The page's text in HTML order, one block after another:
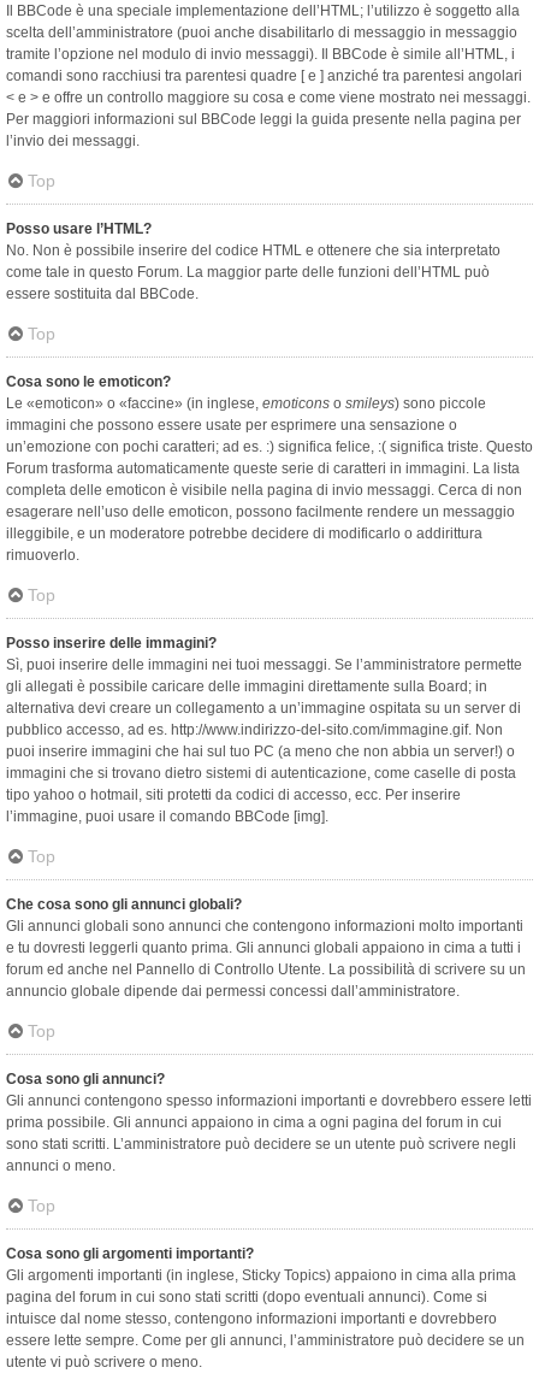
Il BBCode è una speciale implementazione dell’HTML; l’utilizzo è soggetto alla
scelta dell’amministratore (puoi anche disabilitarlo di messaggio in messaggio
tramite l’opzione nel modulo di invio messaggi). Il BBCode è simile all’HTML, i
comandi sono racchiusi tra parentesi quadre [ e ] anziché tra parentesi angolari
< e > e offre un controllo maggiore su cosa e come viene mostrato nei messaggi.
Per maggiori informazioni sul BBCode leggi la guida presente nella pagina per
l’invio dei messaggi.
Top
Posso usare l’HTML?
No. Non è possibile inserire del codice HTML e ottenere che sia interpretato
come tale in questo Forum. La maggior parte delle funzioni dell’HTML può
essere sostituita dal BBCode.
Top
Cosa sono le emoticon?
Le «emoticon» o «faccine» (in inglese, emoticons o smileys) sono piccole
immagini che possono essere usate per esprimere una sensazione o
un’emozione con pochi caratteri; ad es. :) significa felice, :( significa triste. Questo
Forum trasforma automaticamente queste serie di caratteri in immagini. La lista
completa delle emoticon è visibile nella pagina di invio messaggi. Cerca di non
esagerare nell’uso delle emoticon, possono facilmente rendere un messaggio
illeggibile, e un moderatore potrebbe decidere di modificarlo o addirittura
rimuoverlo.
Top
Posso inserire delle immagini?
Sì, puoi inserire delle immagini nei tuoi messaggi. Se l’amministratore permette
gli allegati è possibile caricare delle immagini direttamente sulla Board; in
alternativa devi creare un collegamento a un’immagine ospitata su un server di
pubblico accesso, ad es. http://www.indirizzo-del-sito.com/immagine.gif. Non
puoi inserire immagini che hai sul tuo PC (a meno che non abbia un server!) o
immagini che si trovano dietro sistemi di autenticazione, come caselle di posta
tipo yahoo o hotmail, siti protetti da codici di accesso, ecc. Per inserire
l’immagine, puoi usare il comando BBCode [img].
Top
Che cosa sono gli annunci globali?
Gli annunci globali sono annunci che contengono informazioni molto importanti
e tu dovresti leggerli quanto prima. Gli annunci globali appaiono in cima a tutti i
forum ed anche nel Pannello di Controllo Utente. La possibilità di scrivere su un
annuncio globale dipende dai permessi concessi dall’amministratore.
Top
Cosa sono gli annunci?
Gli annunci contengono spesso informazioni importanti e dovrebbero essere letti
prima possibile. Gli annunci appaiono in cima a ogni pagina del forum in cui
sono stati scritti. L’amministratore può decidere se un utente può scrivere negli
annunci o meno.
Top
Cosa sono gli argomenti importanti?
Gli argomenti importanti (in inglese, Sticky Topics) appaiono in cima alla prima
pagina del forum in cui sono stati scritti (dopo eventuali annunci). Come si
intuisce dal nome stesso, contengono informazioni importanti e dovrebbero
essere lette sempre. Come per gli annunci, l’amministratore può decidere se un
utente vi può scrivere o meno.